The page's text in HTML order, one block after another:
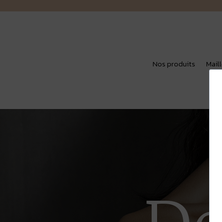
Nos produits